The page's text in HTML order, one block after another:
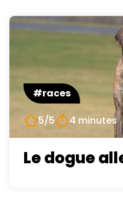
#races
5/5
4 minutes
Le dogue